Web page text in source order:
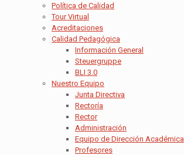
Política de Calidad
Tour Virtual
Acreditaciones
Calidad Pedagógica
Información General
Steuergruppe
BLI 3.0
Nuestro Equipo
Junta Directiva
Rectoría
Rector
Administración
Equipo de Dirección Académica
Profesores